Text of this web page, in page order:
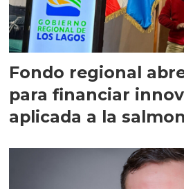
Fondo regional
para financiar
aplicada a la